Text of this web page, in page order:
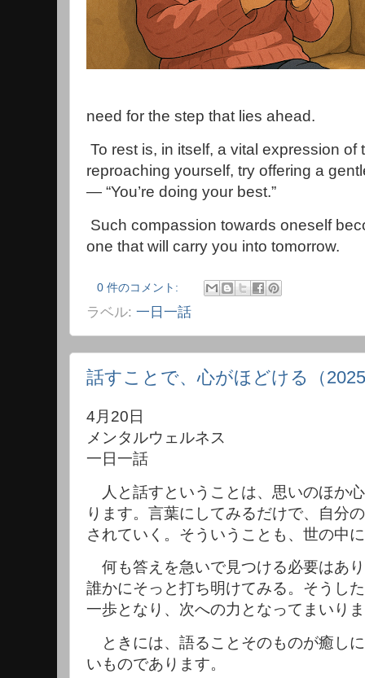
need for the step that lies ahead.
To rest is, in itself, a vital expression of
reproaching yourself, try offering a
— “You’re doing your best.”
Such compassion towards oneself
one that will carry you into tomorrow.
0 件のコメント:
ラベル: 一日一話
話すことで、心がほどける（
4月20日
メンタルウェルネス
一日一話
人と話すということは、思いのほか
ります。言葉にしてみるだけで、自分
されていく。そういうことも、世の中
何も答えを急いで見つける必要はあ
誰かにそっと打ち明けてみる。そうし
一歩となり、次への力となってまいり
ときには、語ることそのものが癒し
いものであります。